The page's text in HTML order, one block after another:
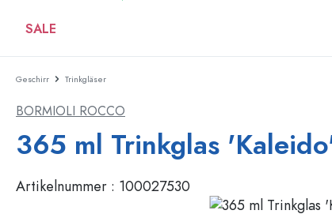
SALE
Flaschen
Vorratsbehälter
Geschirr
Flaschen nach Marke
WECK-Flaschen
Flaschen nach Volumen
Geschirr Trinkgläser
BORMIOLI ROCCO
365 ml Trinkglas
Artikelnummer : 100027530